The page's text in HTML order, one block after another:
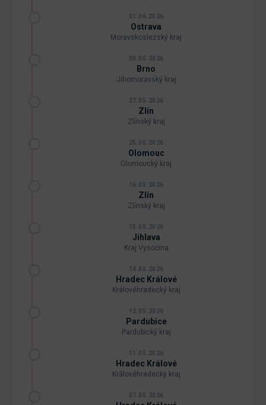
01.06.2026
Ostrava
Moravskoslezský kraj
30.05.2026
Brno
Jihomoravský kraj
27.05.2026
Zlín
Zlínský kraj
25.05.2026
Olomouc
Olomoucký kraj
16.05.2026
Zlín
Zlínský kraj
15.05.2026
Jihlava
Kraj Vysočina
14.05.2026
Hradec Králové
Královéhradecký kraj
12.05.2026
Pardubice
Pardubický kraj
11.05.2026
Hradec Králové
Královéhradecký kraj
07.05.2026